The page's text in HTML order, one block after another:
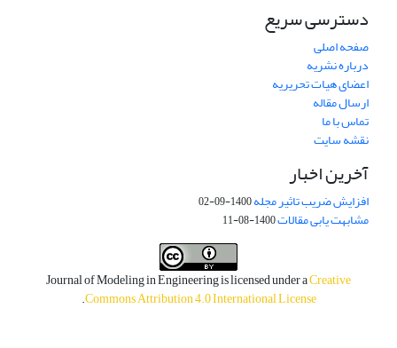
دسترسی سریع
صفحه اصلی
درباره نشریه
اعضای هیات تحریریه
ارسال مقاله
تماس با ما
نقشه سایت
آخرین اخبار
افزایش ضریب تاثیر مجله1400-09-02
مشابهت یابی مقالات1400-08-11
Journal of Modeling in Engineering is licensed under aCreative
Commons Attribution 4.0 International License
.